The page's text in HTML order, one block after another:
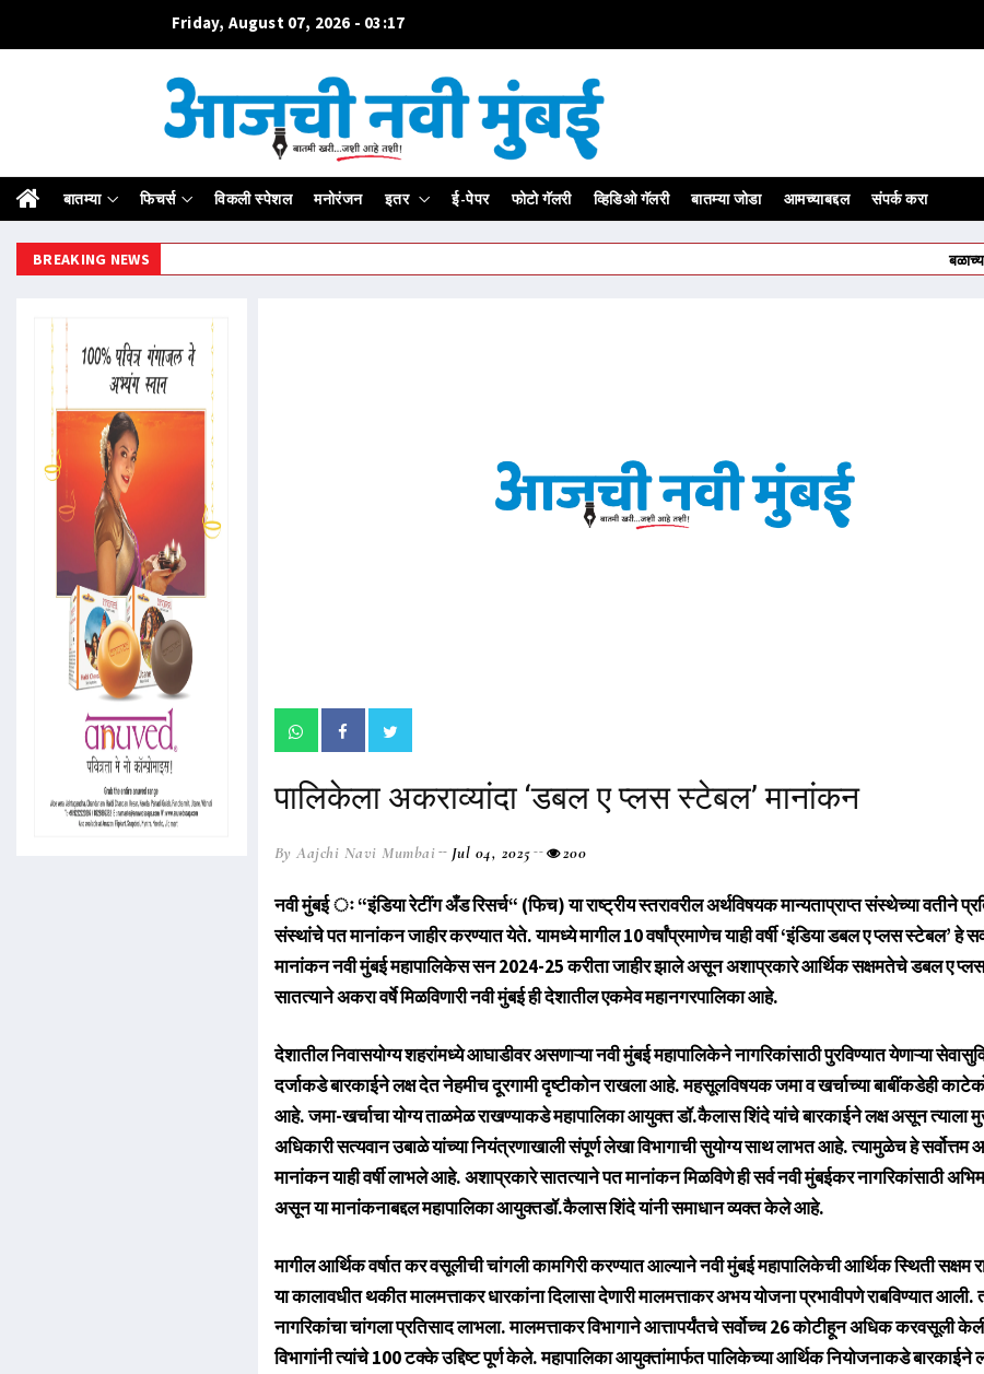
Friday, August 07, 2026 - 03:17
बातम्या फिचर्स विकली स्पेशल मनोरंजन इतर ई-पेपर फोटो गॅलरी व्हिडिओ गॅलरी बातम्या जोडा आमच्याबद्दल संपर्क करा
BREAKING NEWS बळाच्या
पालिकेला अकराव्यांदा ‌‘डबल ए प्लस स्टेबल‌’ मानांकन
By Aajchi Navi Mumbai Jul 04, 2025 200
नवी मुंबई ः “इंडिया रेटींग अँड रिसर्च“ (फिच) या राष्ट्रीय स्तरावरील अर्थविषयक मान्यताप्राप्त संस्थेच्या वतीने
संस्थांचे पत मानांकन जाहीर करण्यात येते. यामध्ये मागील 10 वर्षांप्रमाणेच याही वर्षी ‌‘इंडिया डबल ए प्लस स्टेबल‌’ हे
मानांकन नवी मुंबई महापालिकेस सन 2024-25 करीता जाहीर झाले असून अशाप्रकारे आर्थिक सक्षमतेचे डबल ए
सातत्याने अकरा वर्षे मिळविणारी नवी मुंबई ही देशातील एकमेव महानगरपालिका आहे.
देशातील निवासयोग्य शहरांमध्ये आघाडीवर असणाऱ्या नवी मुंबई महापालिकेने नागरिकांसाठी पुरविण्यात येणाऱ्या
दर्जाकडे बारकाईने लक्ष देत नेहमीच दूरगामी दृष्टीकोन राखला आहे. महसूलविषयक जमा व खर्चाच्या बाबींकडेही
आहे. जमा-खर्चाचा योग्य ताळमेळ राखण्याकडे महापालिका आयुक्त डॉ.कैलास शिंदे यांचे बारकाईने लक्ष असून त्याला
अधिकारी सत्यवान उबाळे यांच्या नियंत्रणाखाली संपूर्ण लेखा विभागाची सुयोग्य साथ लाभत आहे. त्यामुळेच हे सर्वोत्तम
मानांकन याही वर्षी लाभले आहे. अशाप्रकारे सातत्याने पत मानांकन मिळविणे ही सर्व नवी मुंबईकर नागरिकांसाठी
असून या मानांकनाबद्दल महापालिका आयुक्तडॉ.कैलास शिंदे यांनी समाधान व्यक्त केले आहे.
मागील आर्थिक वर्षात कर वसूलीची चांगली कामगिरी करण्यात आल्याने नवी मुंबई महापालिकेची आर्थिक स्थिती सक्षम
या कालावधीत थकीत मालमत्ताकर धारकांना दिलासा देणारी मालमत्ताकर अभय योजना प्रभावीपणे राबविण्यात आली.
नागरिकांचा चांगला प्रतिसाद लाभला. मालमत्ताकर विभागाने आत्तापर्यंतचे सर्वोच्च 26 कोटीहून अधिक करवसूली
विभागांनी त्यांचे 100 टक्के उद्दिष्ट पूर्ण केले. महापालिका आयुक्तांमार्फत पालिकेच्या आर्थिक नियोजनाकडे बारकाईने